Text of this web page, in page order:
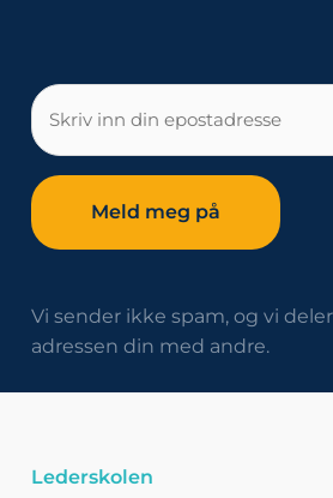
E-
post
Vi sender ikke spam, og vi
adressen din med andre.
Lederskolen